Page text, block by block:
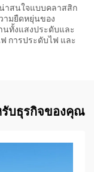
น่าสนใจแบบคลาสสิก
ามยืดหยุ่นของ
นทั้งแสงประดับและ
การประดับไฟ และ
บธุรกิจของคุณ